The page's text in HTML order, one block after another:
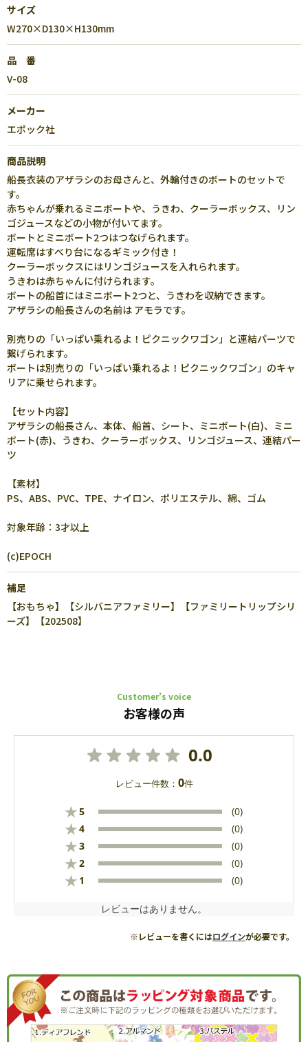
サイズ
W270×D130×H130mm
品 番
V-08
メーカー
エポック社
商品説明
船長衣装のアザラシのお母さんと、外輪付きのボートのセットで
す。
赤ちゃんが乗れるミニボートや、うきわ、クーラーボックス、リン
ゴジュースなどの小物が付いてます。
ボートとミニボート2つはつなげられます。
運転席はすべり台になるギミック付き！
クーラーボックスにはリンゴジュースを入れられます。
うきわは赤ちゃんに付けられます。
ボートの船首にはミニボート2つと、うきわを収納できます。
アザラシの船長さんの名前は アモラです。
別売りの「いっぱい乗れるよ！ピクニックワゴン」と連結パーツで
繋げられます。
ボートは別売りの「いっぱい乗れるよ！ピクニックワゴン」のキャ
リアに乗せられます。
【セット内容】
アザラシの船長さん、本体、船首、シート、ミニボート(白)、ミニ
ボート(赤)、うきわ、クーラーボックス、リンゴジュース、連結パー
ツ
【素材】
PS、ABS、PVC、TPE、ナイロン、ポリエステル、綿、ゴム
対象年齢：3才以上
(c)EPOCH
補足
【おもちゃ】【シルバニアファミリー】【ファミリートリップシリ
ーズ】【202508】
Customer’s voice
お客様の声
0.0
レビュー件数： 0件
★5 (0)
★4 (0)
★3 (0)
★2 (0)
★ 1 (0)
レビューはありません。
※レビューを書くにはログインが必要です。